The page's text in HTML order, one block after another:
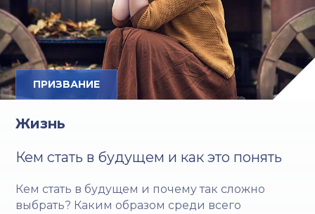
ПРИЗВАНИЕ
Жизнь
Кем стать в будущем и как это понять
Кем стать в будущем и почему так сложно
выбрать? Каким образом среди всего